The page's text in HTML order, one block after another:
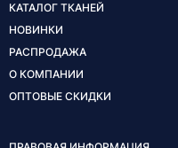
КАТАЛОГ ТКАНЕЙ
НОВИНКИ
РАСПРОДАЖА
О КОМПАНИИ
ОПТОВЫЕ СКИДКИ